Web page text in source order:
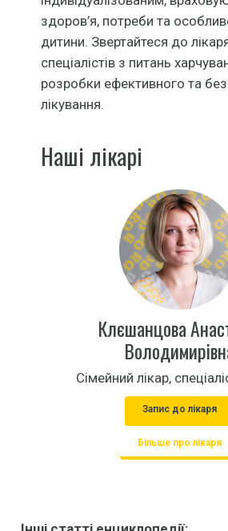
здоров’я, потреби та
дитини. Звертайтеся до
спеціалістів з питань
розробки ефективного та
лікування.
Наші лікарі
Клєшанцова
Сімейний лікар,
Запис до лікаря
Більше про лікаря